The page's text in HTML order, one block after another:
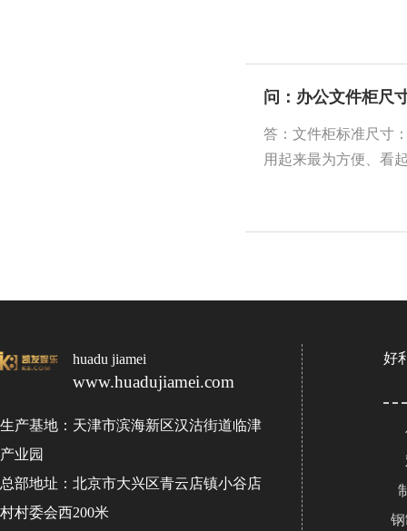
问：办公文件柜尺
答：文件柜标准尺寸
用起来最为方便、看
huadu jiamei
www.huadujiamei.com
生产基地：天津市滨海新区汉沽街道临津
产业园
总部地址：北京市大兴区青云店镇小谷店
村村委会西200米
好